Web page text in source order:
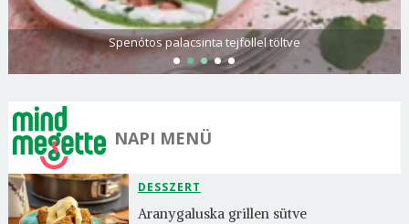
Spenótos palacsinta tejföllel töltve
NAPI MENÜ
DESSZERT
Aranygaluska grillen sütve